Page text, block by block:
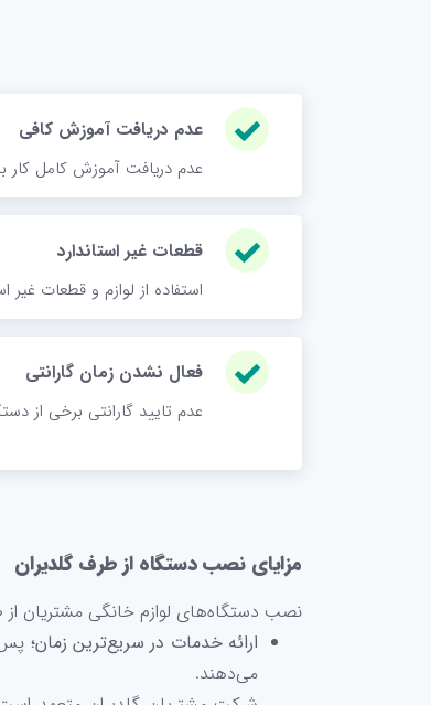
عدم دریافت آموزش کافی
عدم دریافت آموزش کامل کار
قطعات غیر استاندارد
استفاده از لوازم و قطعات غیر
فعال نشدن زمان گارانتی
عدم تایید گارانتی برخی از
مزایای نصب دستگاه از طرف گلدیران
نصب دستگاه‌های لوازم خانگی مشتریان از
ارائه خدمات در سریع‌ترین زمان؛ پس
می‌دهند.